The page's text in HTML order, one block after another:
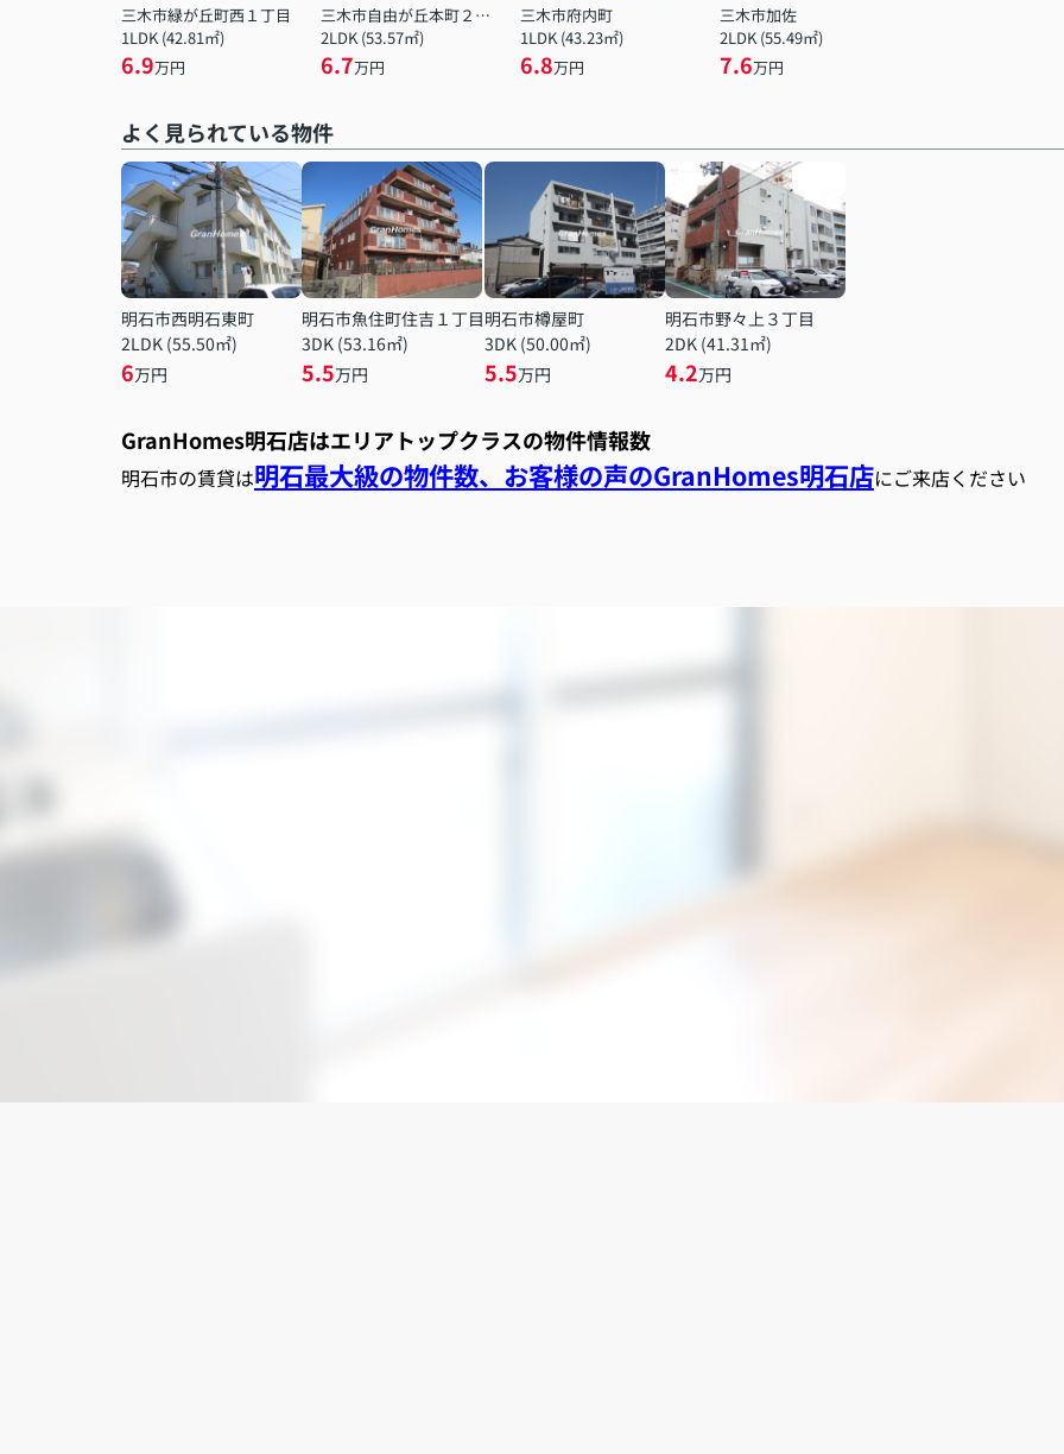
三木市緑が丘町西１丁目
1LDK (42.81㎡)
6.9万円
三木市自由が丘本町２丁目
2LDK (53.57㎡)
6.7万円
三木市府内町
1LDK (43.23㎡)
6.8万円
三木市加佐
2LDK (55.49㎡)
7.6万円
よく見られている物件
明石市西明石東町
2LDK (55.50㎡)
6万円
明石市魚住町住吉１丁目
3DK (53.16㎡)
5.5万円
明石市樽屋町
3DK (50.00㎡)
5.5万円
明石市野々上３丁目
2DK (41.31㎡)
4.2万円
GranHomes明石店はエリアトップクラスの物件情報数
明石市の賃貸は明石最大級の物件数、お客様の声のGranHomes明石店にご来店ください